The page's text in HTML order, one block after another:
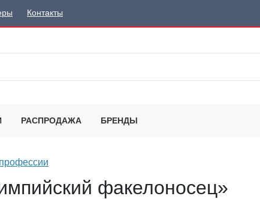
Контакты
РАСПРОДАЖА БРЕНДЫ
факелоносец»